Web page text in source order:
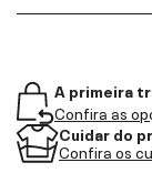
A primeira
Confira as
Cuidar do
Confira os